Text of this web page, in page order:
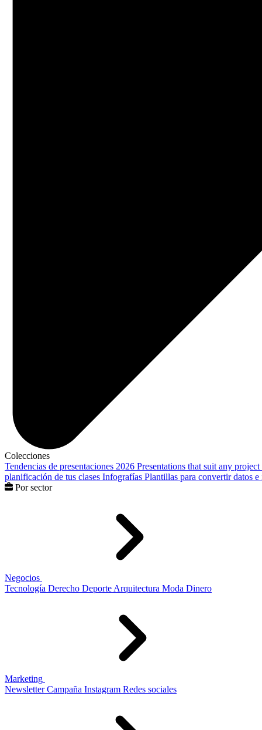
Colecciones
Tendencias de presentaciones 2026 Presentations that suit any project
planificación de tus clases Infografías Plantillas para convertir datos
Por sector
Negocios
Tecnología Derecho Deporte Arquitectura Moda Dinero
Marketing
Newsletter Campaña Instagram Redes sociales